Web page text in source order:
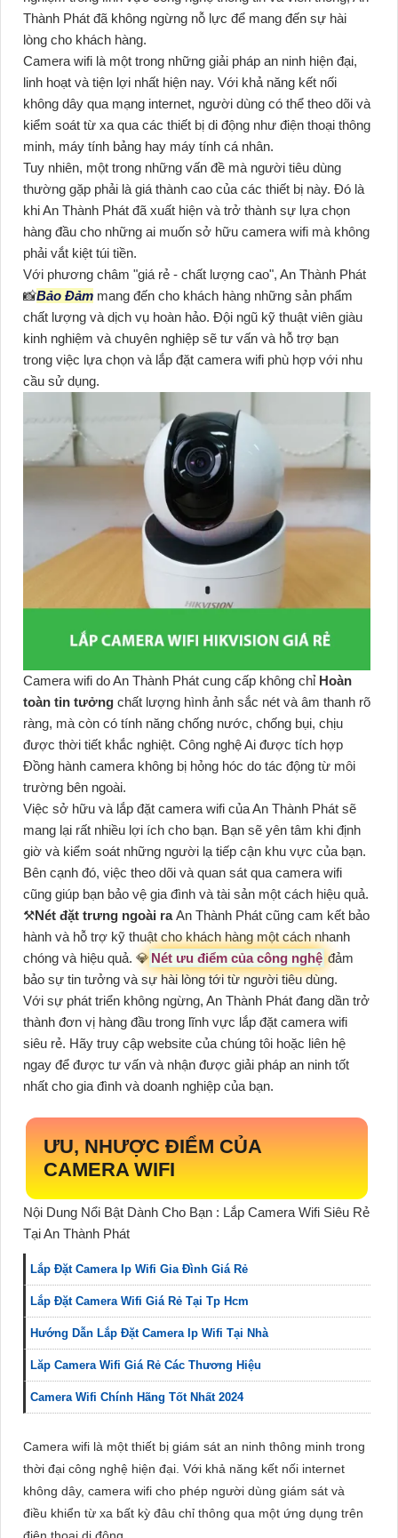
Thành Phát đã không ngừng nỗ lực để mang đến sự hài
lòng cho khách hàng.
Camera wifi là một trong những giải pháp an ninh hiện đại,
linh hoạt và tiện lợi nhất hiện nay. Với khả năng kết nối
không dây qua mạng internet, người dùng có thể theo dõi và
kiểm soát từ xa qua các thiết bị di động như điện thoại thông
minh, máy tính bảng hay máy tính cá nhân.
Tuy nhiên, một trong những vấn đề mà người tiêu dùng
thường gặp phải là giá thành cao của các thiết bị này. Đó là
khi An Thành Phát đã xuất hiện và trở thành sự lựa chọn
hàng đầu cho những ai muốn sở hữu camera wifi mà không
phải vắt kiệt túi tiền.
Với phương châm "giá rẻ - chất lượng cao", An Thành Phát
📸Bảo Đảm mang đến cho khách hàng những sản phẩm
chất lượng và dịch vụ hoàn hảo. Đội ngũ kỹ thuật viên giàu
kinh nghiệm và chuyên nghiệp sẽ tư vấn và hỗ trợ bạn
trong việc lựa chọn và lắp đặt camera wifi phù hợp với nhu
cầu sử dụng.
Camera wifi do An Thành Phát cung cấp không chỉ Hoàn
toàn tin tưởng chất lượng hình ảnh sắc nét và âm thanh rõ
ràng, mà còn có tính năng chống nước, chống bụi, chịu
được thời tiết khắc nghiệt. Công nghệ Ai được tích hợp
Đồng hành camera không bị hỏng hóc do tác động từ môi
trường bên ngoài.
Việc sở hữu và lắp đặt camera wifi của An Thành Phát sẽ
mang lại rất nhiều lợi ích cho bạn. Bạn sẽ yên tâm khi định
giờ và kiểm soát những người lạ tiếp cận khu vực của bạn.
Bên cạnh đó, việc theo dõi và quan sát qua camera wifi
cũng giúp bạn bảo vệ gia đình và tài sản một cách hiệu quả.
⚒Nét đặt trưng ngoài raAn Thành Phát cũng cam kết bảo
hành và hỗ trợ kỹ thuật cho khách hàng một cách nhanh
chóng và hiệu quả. 💎 Nét ưu điểm của công nghệ đảm
bảo sự tin tưởng và sự hài lòng tới từ người tiêu dùng.
Với sự phát triển không ngừng, An Thành Phát đang dần trở
thành đơn vị hàng đầu trong lĩnh vực lắp đặt camera wifi
siêu rẻ. Hãy truy cập website của chúng tôi hoặc liên hệ
ngay để được tư vấn và nhận được giải pháp an ninh tốt
nhất cho gia đình và doanh nghiệp của bạn.
ƯU, NHƯỢC ĐIỂM CỦA
CAMERA WIFI
Nội Dung Nổi Bật Dành Cho Bạn : Lắp Camera Wifi Siêu Rẻ
Tại An Thành Phát
Lắp Đặt Camera Ip Wifi Gia Đình Giá Rẻ
Lắp Đặt Camera Wifi Giá Rẻ Tại Tp Hcm
Hướng Dẫn Lắp Đặt Camera Ip Wifi Tại Nhà
Lăp Camera Wifi Giá Rẻ Các Thương Hiệu
Camera Wifi Chính Hãng Tốt Nhất 2024
Camera wifi là một thiết bị giám sát an ninh thông minh trong
thời đại công nghệ hiện đại. Với khả năng kết nối internet
không dây, camera wifi cho phép người dùng giám sát và
điều khiển từ xa bất kỳ đâu chỉ thông qua một ứng dụng trên
điện thoại di động.